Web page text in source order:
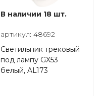
В наличии 18 шт.
артикул: 48692
Светильник трековый
под лампу GX53
белый, AL173